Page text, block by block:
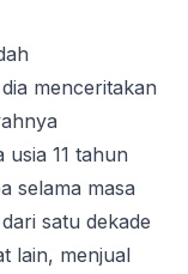
menceritakan
11 tahun
selama masa
satu dekade
lain, menjual